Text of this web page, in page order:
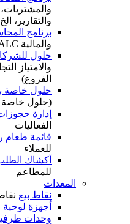
والمشتريات،
والتقارير،
برنامج
والمالية BIM CALC
حلول
والامتياز
الفروع)
حلول خاصة
(حلول خاصة
إدارة
الفعاليات
قائمة طعام
للعملاء
أكشاك
للمطاعم
المعدات
نقاط بيع
أجهزة لوحية
وحدات